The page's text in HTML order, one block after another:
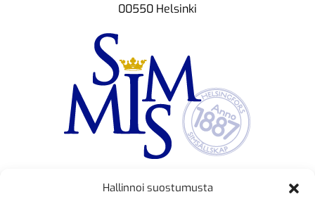
Hallinnoi suostumusta
00550 Helsinki